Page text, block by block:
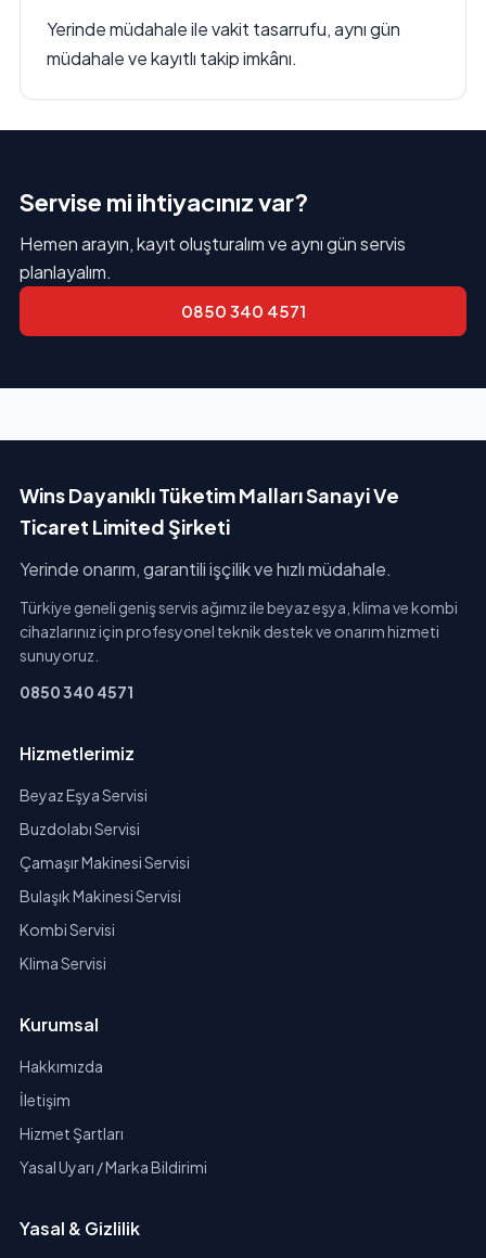
Yerinde müdahale ile vakit tasarrufu, aynı gün
müdahale ve kayıtlı takip imkânı.
Servise mi ihtiyacınız var?
Hemen arayın, kayıt oluşturalım ve aynı gün servis
planlayalım.
0850 340 4571
Wins Dayanıklı Tüketim Malları Sanayi Ve
Ticaret Limited Şirketi
Yerinde onarım, garantili işçilik ve hızlı müdahale.
Türkiye geneli geniş servis ağımız ile beyaz eşya, klima ve kombi
cihazlarınız için profesyonel teknik destek ve onarım hizmeti
sunuyoruz.
0850 340 4571
Hizmetlerimiz
Beyaz Eşya Servisi
Buzdolabı Servisi
Çamaşır Makinesi Servisi
Bulaşık Makinesi Servisi
Kombi Servisi
Klima Servisi
Kurumsal
Hakkımızda
İletişim
Hizmet Şartları
Yasal Uyarı / Marka Bildirimi
Yasal & Gizlilik